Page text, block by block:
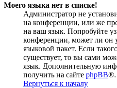
Моего языка нет в списке!
Администратор не
на конференции, или же
на ваш язык. Попробуйте
конференции, может ли он
языковой пакет. Если
существует, то вы сами
язык. Дополнительную
получить на сайте phpBB®.
Вернуться к началу